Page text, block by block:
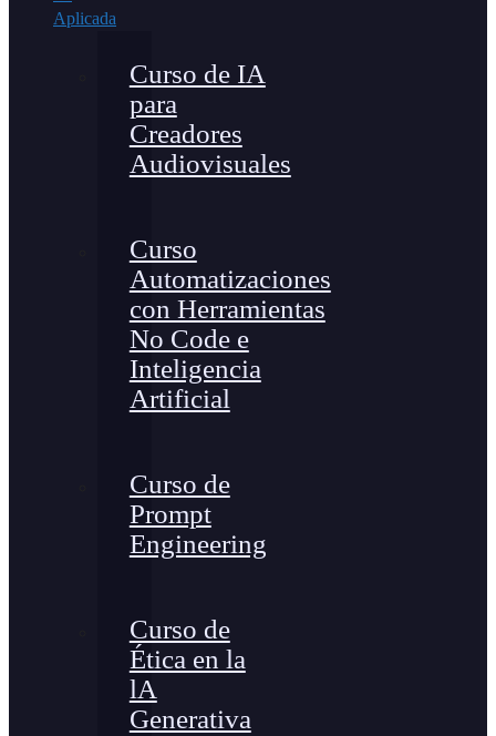
Aplicada
Curso de IA
para
Creadores
Audiovisuales
Curso
Automatizaciones
con Herramientas
No Code e
Inteligencia
Artificial
Curso de
Prompt
Engineering
Curso de
Ética en la
lA
Generativa